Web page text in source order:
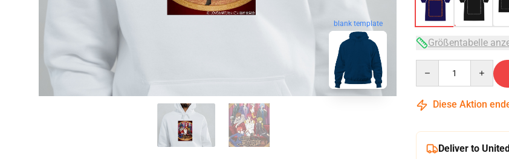
blank template
Größentabelle
Diese Aktion
Deliver to